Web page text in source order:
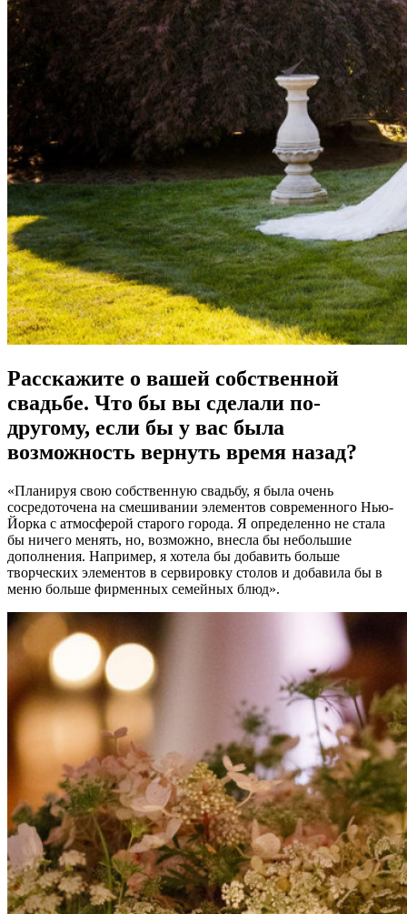
Расскажите о вашей собственной
свадьбе. Что бы вы сделали по-
другому, если бы у вас была
возможность вернуть время назад?
«Планируя свою собственную свадьбу, я была очень
сосредоточена на смешивании элементов современного Нью-
Йорка с атмосферой старого города. Я определенно не стала
бы ничего менять, но, возможно, внесла бы небольшие
дополнения. Например, я хотела бы добавить больше
творческих элементов в сервировку столов и добавила бы в
меню больше фирменных семейных блюд».